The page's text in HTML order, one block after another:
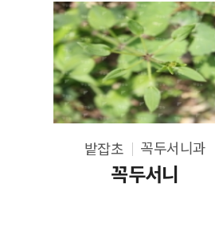
밭잡초 꼭두서니과
꼭두서니